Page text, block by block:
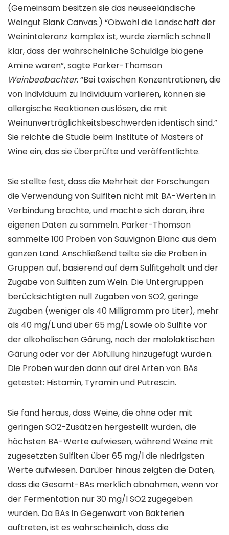
(Gemeinsam besitzen sie das neuseeländische
Weingut Blank Canvas.) “Obwohl die Landschaft der
Weinintoleranz komplex ist, wurde ziemlich schnell
klar, dass der wahrscheinliche Schuldige biogene
Amine waren”, sagte Parker-Thomson
Weinbeobachter. “Bei toxischen Konzentrationen, die
von Individuum zu Individuum variieren, können sie
allergische Reaktionen auslösen, die mit
Weinunverträglichkeitsbeschwerden identisch sind.”
Sie reichte die Studie beim Institute of Masters of
Wine ein, das sie überprüfte und veröffentlichte.
Sie stellte fest, dass die Mehrheit der Forschungen
die Verwendung von Sulfiten nicht mit BA-Werten in
Verbindung brachte, und machte sich daran, ihre
eigenen Daten zu sammeln. Parker-Thomson
sammelte 100 Proben von Sauvignon Blanc aus dem
ganzen Land. Anschließend teilte sie die Proben in
Gruppen auf, basierend auf dem Sulfitgehalt und der
Zugabe von Sulfiten zum Wein. Die Untergruppen
berücksichtigten null Zugaben von SO2, geringe
Zugaben (weniger als 40 Milligramm pro Liter), mehr
als 40 mg/L und über 65 mg/L sowie ob Sulfite vor
der alkoholischen Gärung, nach der malolaktischen
Gärung oder vor der Abfüllung hinzugefügt wurden.
Die Proben wurden dann auf drei Arten von BAs
getestet: Histamin, Tyramin und Putrescin.
Sie fand heraus, dass Weine, die ohne oder mit
geringen SO2-Zusätzen hergestellt wurden, die
höchsten BA-Werte aufwiesen, während Weine mit
zugesetzten Sulfiten über 65 mg/l die niedrigsten
Werte aufwiesen. Darüber hinaus zeigten die Daten,
dass die Gesamt-BAs merklich abnahmen, wenn vor
der Fermentation nur 30 mg/l SO2 zugegeben
wurden. Da BAs in Gegenwart von Bakterien
auftreten, ist es wahrscheinlich, dass die